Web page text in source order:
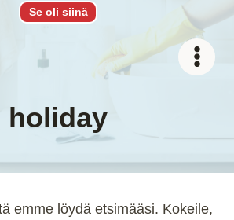
Se oli siinä
holiday
emme löydä etsimääsi. Kokeile,